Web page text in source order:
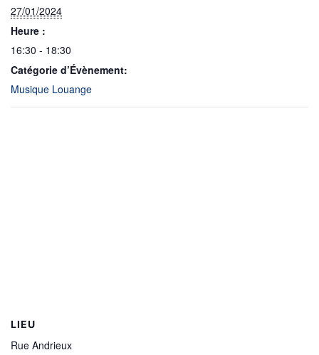
27/01/2024
Heure :
16:30 - 18:30
Catégorie d’Évènement:
Musique Louange
LIEU
Rue Andrieux